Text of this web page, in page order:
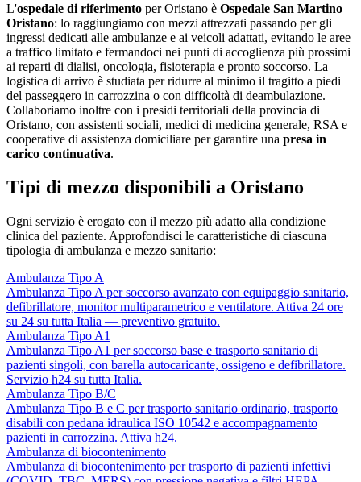
L'ospedale di riferimento perOristano è Ospedale San Martino
Oristano: lo raggiungiamo con mezzi attrezzati passando per gli
ingressi dedicati alle ambulanze e ai veicoli adattati, evitando le aree
a traffico limitato e fermandoci nei punti di accoglienza più prossimi
ai reparti di dialisi, oncologia, fisioterapia e pronto soccorso. La
logistica di arrivo è studiata per ridurre al minimo il tragitto a piedi
del passeggero in carrozzina o con difficoltà di deambulazione.
Collaboriamo inoltre con i presidi territoriali della provincia di
Oristano, con assistenti sociali, medici di medicina generale, RSA e
cooperative di assistenza domiciliare per garantire una presa in
carico continuativa.
Tipi di mezzo disponibili a Oristano
Ogni servizio è erogato con il mezzo più adatto alla condizione
clinica del paziente. Approfondisci le caratteristiche di ciascuna
tipologia di ambulanza e mezzo sanitario:
Ambulanza Tipo A
Ambulanza Tipo A per soccorso avanzato con equipaggio sanitario,
defibrillatore, monitor multiparametrico e ventilatore. Attiva 24 ore
su 24 su tutta Italia — preventivo gratuito.
Ambulanza Tipo A1
Ambulanza Tipo A1 per soccorso base e trasporto sanitario di
pazienti singoli, con barella autocaricante, ossigeno e defibrillatore.
Servizio h24 su tutta Italia.
Ambulanza Tipo B/C
Ambulanza Tipo B e C per trasporto sanitario ordinario, trasporto
disabili con pedana idraulica ISO 10542 e accompagnamento
pazienti in carrozzina. Attiva h24.
Ambulanza di biocontenimento
Ambulanza di biocontenimento per trasporto di pazienti infettivi